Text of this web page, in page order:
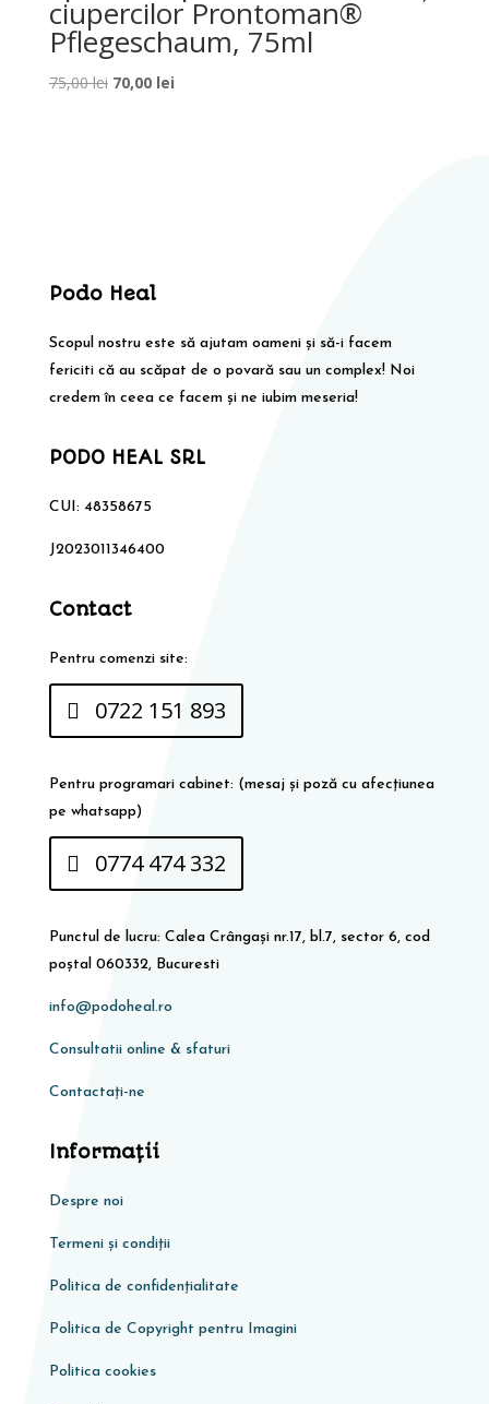
ciupercilor Prontoman®
Pflegeschaum, 75ml
75,00lei Prețul
70,00 leiPrețul
Podo Heal
Scopul nostru este să ajutam oameni și să-i facem
fericiti că au scăpat de o povară sau un complex! Noi
credem în ceea ce facem și ne iubim meseria!
PODO HEAL SRL
CUI: 48358675
J2023011346400
Contact
Pentru comenzi site:
0722 151 893
Pentru programari cabinet: (mesaj și poză cu afecțiunea
pe whatsapp)
0774 474 332
Punctul de lucru: Calea Crângași nr.17, bl.7, sector 6, cod
poștal 060332, Bucuresti
info@podoheal.ro
Consultatii online & sfaturi
Contactați-ne
Informaţii
Despre noi
Termeni și condiții
Politica de confidențialitate
Politica de Copyright pentru Imagini
Politica cookies